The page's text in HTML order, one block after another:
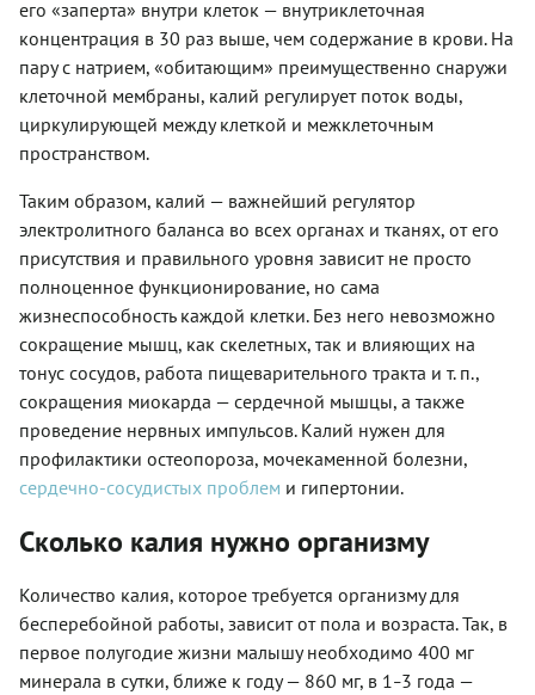
его «заперта» внутри клеток — внутриклеточная
концентрация в 30 раз выше, чем содержание в крови. На
пару с натрием, «обитающим» преимущественно снаружи
клеточной мембраны, калий регулирует поток воды,
циркулирующей между клеткой и межклеточным
пространством.
Таким образом, калий — важнейший регулятор
электролитного баланса во всех органах и тканях, от его
присутствия и правильного уровня зависит не просто
полноценное функционирование, но сама
жизнеспособность каждой клетки. Без него невозможно
сокращение мышц, как скелетных, так и влияющих на
тонус сосудов, работа пищеварительного тракта и т. п.,
сокращения миокарда — сердечной мышцы, а также
проведение нервных импульсов. Калий нужен для
профилактики остеопороза, мочекаменной болезни,
сердечно-сосудистых проблем и гипертонии.
Сколько калия нужно организму
Количество калия, которое требуется организму для
бесперебойной работы, зависит от пола и возраста. Так, в
первое полугодие жизни малышу необходимо 400 мг
минерала в сутки, ближе к году — 860 мг, в 1–3 года —